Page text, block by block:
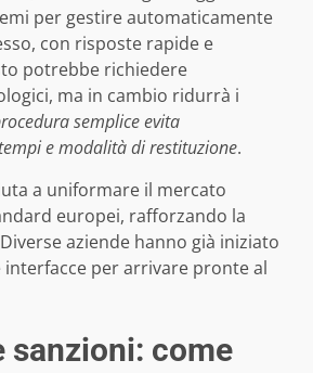
per gestire automaticamente
con risposte rapide e
potrebbe richiedere
ma in cambio ridurrà i
semplice evita
e modalità di restituzione.
a uniformare il mercato
europei, rafforzando la
aziende hanno già iniziato
interfacce per arrivare pronte al
sanzioni: come